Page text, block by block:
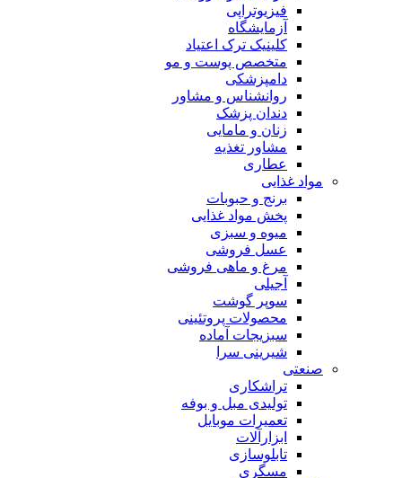
فیزیوتراپی
آزمایشگاه
کلینیک ترک اعتیاد
متخصص پوست و مو
دامپزشکی
روانشناس و مشاور
دندان پزشک
زنان و مامایی
مشاور تغذیه
عطاری
مواد غذایی
برنج و حبوبات
پخش مواد غذایی
میوه و سبزی
عسل فروشی
مرغ و ماهی فروشی
آجیلی
سوپر گوشت
محصولات پروتئینی
سبزیجات آماده
شیرینی سرا
صنعتی
تراشکاری
تولیدی مبل و بوفه
تعمیرات موبایل
ابزارآلات
تابلوسازی
مسگری